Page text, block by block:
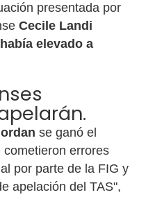
presentada por
Cecile Landi
había elevado a
se ganó el
cometieron errores
por parte de la FIG y
apelación del TAS",